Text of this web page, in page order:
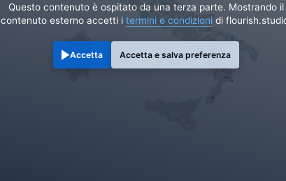
Questo contenuto è ospitato da una terza parte. Mostrando il
contenuto esterno accetti i termini e condizioni di
Accetta Accetta e salva preferenza